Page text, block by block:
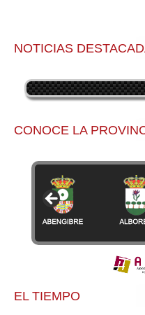
NOTICIAS
CONOCE LA
EL TIEMPO